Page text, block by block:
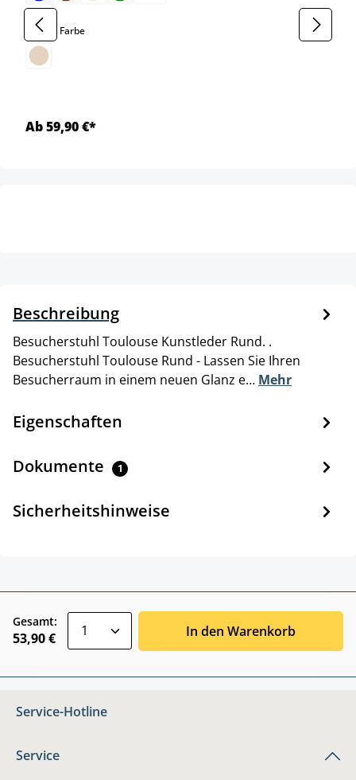
Gestell Farbeauswählen
Ab 59,90 €*
Beschreibung
Besucherstuhl Toulouse Kunstleder Rund. .
Besucherstuhl Toulouse Rund - Lassen Sie Ihren
Besucherraum in einem neuen Glanz e… Mehr
Eigenschaften
Dokumente 1
Sicherheitshinweise
Gesamt:
53,90 € In den Warenkorb
Service-Hotline
Service